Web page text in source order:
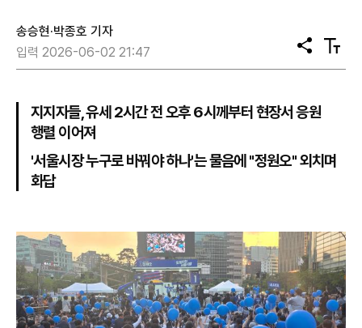
송승현·박종호 기자
입력 2026-06-02 21:47
공
유
텍
스
지지자들, 유세 2시간 전 오후 6시께부터 현장서 응원
행렬 이어져
'서울시장 누구로 바꿔야 하나'는 물음에 "정원오" 외치며
화답